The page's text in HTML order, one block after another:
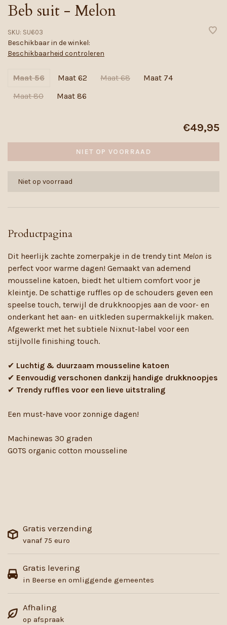
Beb suit - Melon
SKU: SU603
Beschikbaar in de winkel:
Beschikbaarheid controleren
Maat 56 Maat 62 Maat 68
Maat 74
Maat 80
Maat 86
€49,95
NIET OP VOORRAAD
Niet op voorraad
Productpagina
Dit heerlijk zachte zomerpakje in de trendy tint Melon is
perfect voor warme dagen! Gemaakt van ademend
mousseline katoen, biedt het ultiem comfort voor je
kleintje. De schattige ruffles op de schouders geven een
speelse touch, terwijl de drukknoopjes aan de voor- en
onderkant het aan- en uitkleden supermakkelijk maken.
Afgewerkt met het subtiele Nixnut-label voor een
stijlvolle finishing touch.
✔ Luchtig & duurzaam mousseline katoen
✔ Eenvoudig verschonen dankzij handige drukknoopjes
✔ Trendy ruffles voor een lieve uitstraling
Een must-have voor zonnige dagen!
Machinewas 30 graden
GOTS organic cotton mousseline
Gratis verzending
vanaf 75 euro
Gratis levering
in Beerse en omliggende gemeentes
Afhaling
op afspraak